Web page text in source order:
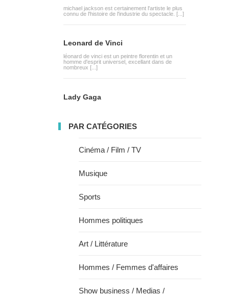
michael jackson est certainement l'artiste le plus
connu de l'histoire de l'industrie du spectacle. [...]
Leonard de Vinci
léonard de vinci est un peintre florentin et un
homme d'esprit universel, excellant dans de
nombreux [...]
Lady Gaga
PAR CATÉGORIES
Cinéma / Film / TV
Musique
Sports
Hommes politiques
Art / Littérature
Hommes / Femmes d'affaires
Show business / Medias /